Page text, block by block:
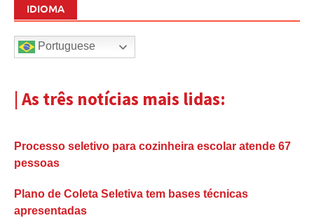
IDIOMA
Portuguese
| As três notícias mais lidas:
Processo seletivo para cozinheira escolar atende 67
pessoas
Plano de Coleta Seletiva tem bases técnicas
apresentadas